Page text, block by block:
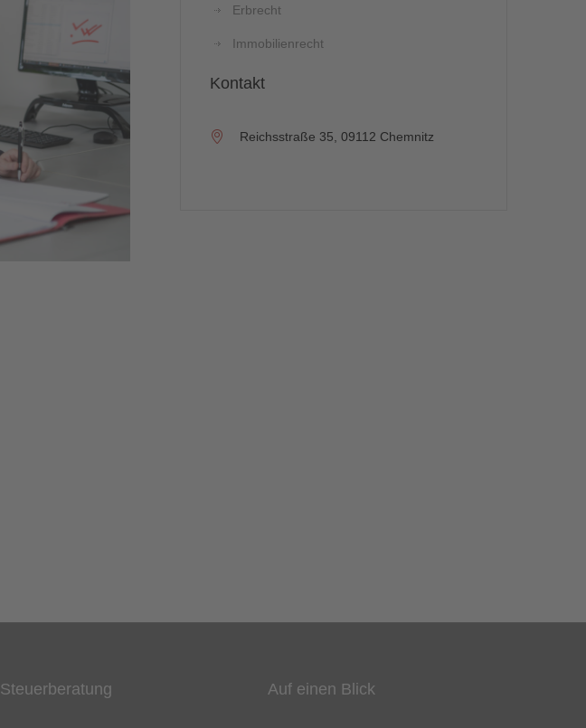
Erbrecht
Immobilienrecht
Kontakt
Reichsstraße 35, 09112 Chemnitz
Steuerberatung Auf einen Blick